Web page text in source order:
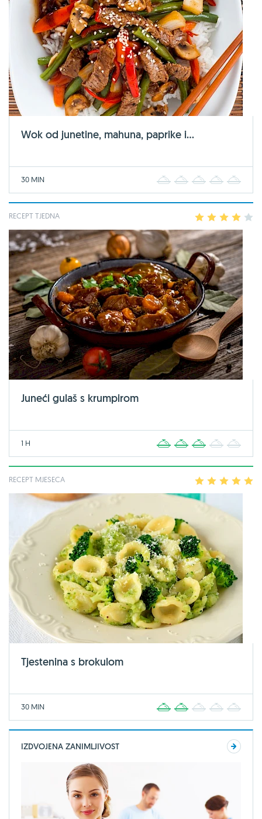
Wok od junetine, mahuna, paprike i...
30 MIN 2 3 4
RECEPT TJEDNA 2 3 4
Juneći gulaš s krumpirom
1 H 2 3 4
RECEPT MJESECA 2 3 4
Tjestenina s brokulom
30 MIN 2 3 4
IZDVOJENA ZANIMLJIVOST